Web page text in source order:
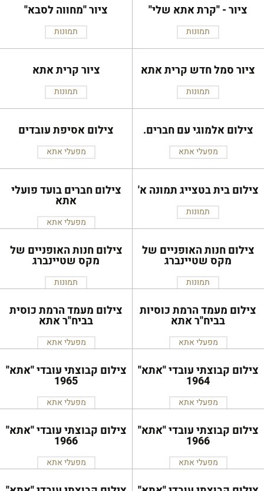
ציור - ''קרת אתא שלי''
תמונות
ציור ''מחווה לסבא''
תמונות
ציור סמל חדש קרית אתא
תמונות
ציור קרית אתא
תמונות
צילום אלמוגי עם חברים.
מפעלי אתא
צילום אסיפת עובדים
מפעלי אתא
צילום בית בטצייג תמונה א'
תמונות
צילום חברים בועד פועלי
אתא
מפעלי אתא
צילום חנות האופניים של
מקס שטיינברג
תמונות
צילום חנות האופניים של
מקס שטיינברג
תמונות
צילום מעמד הרמת כוסיות
בביח''ר אתא
מפעלי אתא
צילום מעמד הרמת כוסית
בביח''ר אתא
מפעלי אתא
צילום קבוצתי עובדי ''אתא''
1964
מפעלי אתא
צילום קבוצתי עובדי ''אתא''
1965
מפעלי אתא
צילום קבוצתי עובדי ''אתא''
1966
מפעלי אתא
צילום קבוצתי עובדי ''אתא''
1966
מפעלי אתא